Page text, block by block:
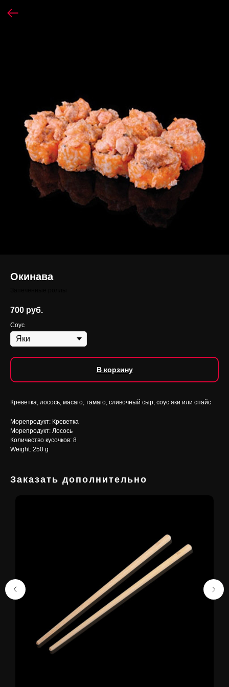
Окинава
700 руб.
Соус
В корзину
Креветка, лосось, масаго, тамаго, сливочный сыр, соус яки или спайс
Морепродукт: Креветка
Морепродукт: Лосось
Количество кусочков: 8
Weight: 250 g
Заказать дополнительно